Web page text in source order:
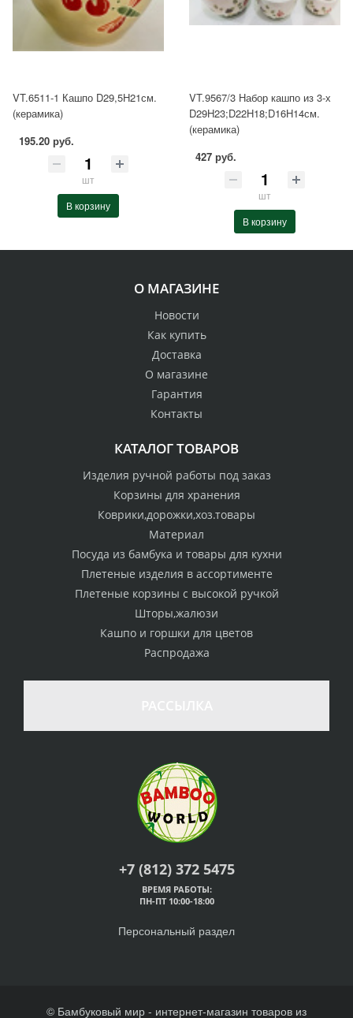
VT.6511-1 Кашпо D29,5H21см.
(керамика)
195.20 руб.
шт
В корзину
VT.9567/3 Набор кашпо из 3-х
D29H23;D22H18;D16H14см.
(керамика)
427 руб.
шт
В корзину
О МАГАЗИНЕ
Новости
Как купить
Доставка
О магазине
Гарантия
Контакты
КАТАЛОГ ТОВАРОВ
Изделия ручной работы под заказ
Корзины для хранения
Коврики,дорожки,хоз.товары
Материал
Посуда из бамбука и товары для кухни
Плетеные изделия в ассортименте
Плетеные корзины с высокой ручкой
Шторы,жалюзи
Кашпо и горшки для цветов
Распродажа
+7 (812) 372 5475
ВРЕМЯ РАБОТЫ:
ПН-ПТ 10:00-18:00
Персональный раздел
© Бамбуковый мир - интернет-магазин товаров из